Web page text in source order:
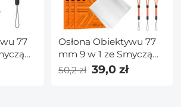
77
Osłona Obiektywu 77
mm 9 w 1 ze Smyczą
Zapobiegającą
50,2 zł 39,0 zł